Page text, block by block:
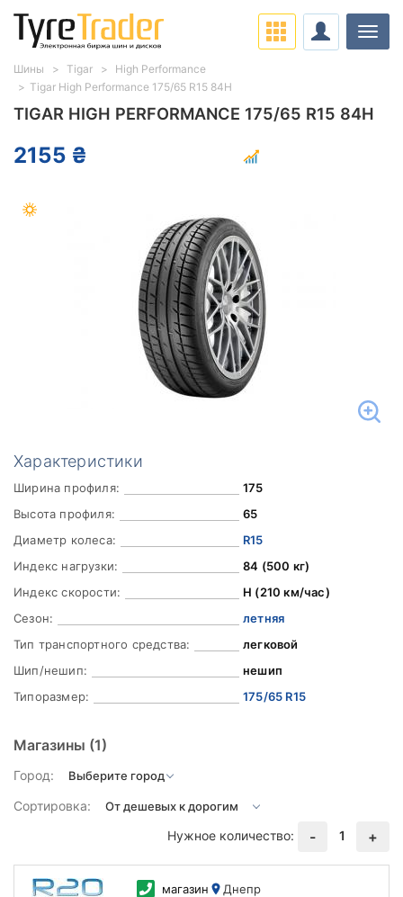
TIGAR HIGH PERFORMANCE 175/65 R15 84H
2155 ₴
Характеристики
Ширина профиля:
175
Высота профиля:
65
Диаметр колеса:
R15
Индекс нагрузки:
84 (500 кг)
Индекс скорости:
H (210 км/час)
Сезон:
летняя
Тип транспортного средства:
легковой
Шип/нешип:
нешип
Типоразмер:
175/65 R15
Магазины (1)
Город:
Сортировка:
Нужное количество:
- 1 +
магазин Днепр
Шины Tigar
High Performance
Tigar High Performance 175/65 R15 84H